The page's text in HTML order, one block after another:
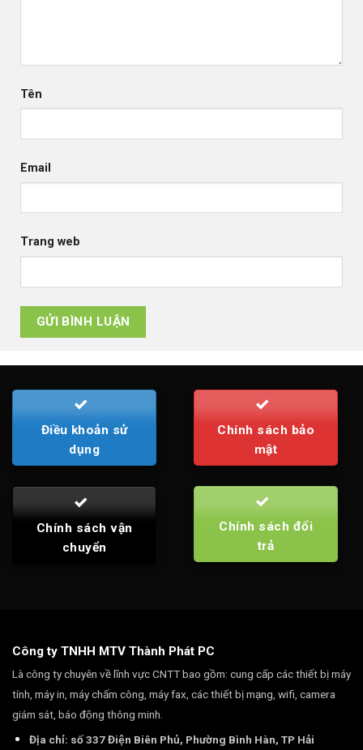
Tên
Email
Trang web
Điều khoản sử
dụng
Chính sách bảo
mật
Chính sách vận
chuyển
Chính sách đổi
trả
Công ty TNHH MTV Thành Phát PC
Là công ty chuyên về lĩnh vực CNTT bao gồm: cung cấp các thiết bị máy
tính, máy in, máy chấm công, máy fax, các thiết bị mạng, wifi, camera
giám sát, báo động thông minh.
Địa chỉ: số 337 Điện Biên Phủ, Phường Bình Hàn, TP Hải